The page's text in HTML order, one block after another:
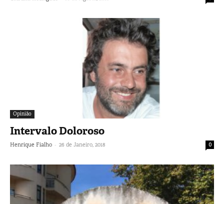
Opinião
Intervalo Doloroso
Henrique Fialho - 26 de Janeiro, 2018 0